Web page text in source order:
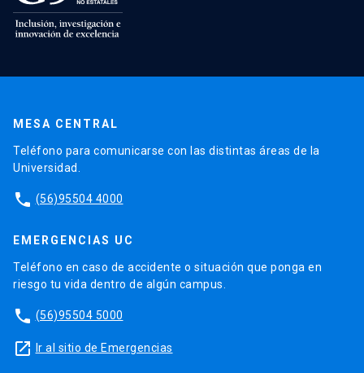
MESA CENTRAL
Teléfono para comunicarse con las distintas áreas de la
Universidad.
phone (56)95504 4000
EMERGENCIAS UC
Teléfono en caso de accidente o situación que ponga en
riesgo tu vida dentro de algún campus.
phone (56)95504 5000
launch Ir al sitio de Emergencias